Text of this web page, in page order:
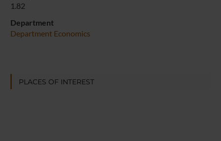
1.82
Department
Department Economics
PLACES OF INTEREST